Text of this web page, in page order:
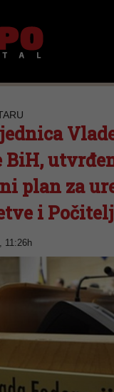
BiH,
plan za
i
11:26h